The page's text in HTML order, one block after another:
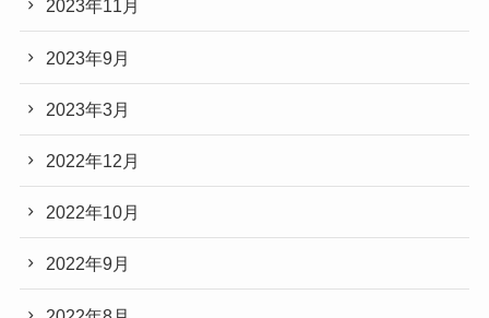
2023年11月
2023年9月
2023年3月
2022年12月
2022年10月
2022年9月